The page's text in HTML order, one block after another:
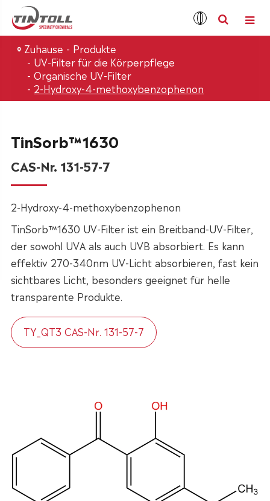
Zuhause
Produkte
UV-Filter für die Körperpflege
Organische UV-Filter
2-Hydroxy-4-methoxybenzophenon
TinSorb™1630
CAS-Nr. 131-57-7
2-Hydroxy-4-methoxybenzophenon
TinSorb™1630 UV-Filter ist ein Breitband-UV-Filter,
der sowohl UVA als auch UVB absorbiert. Es kann
effektiv 270-340nm UV-Licht absorbieren, fast kein
sichtbares Licht, besonders geeignet für helle
transparente Produkte.
TY_QT3 CAS-Nr. 131-57-7